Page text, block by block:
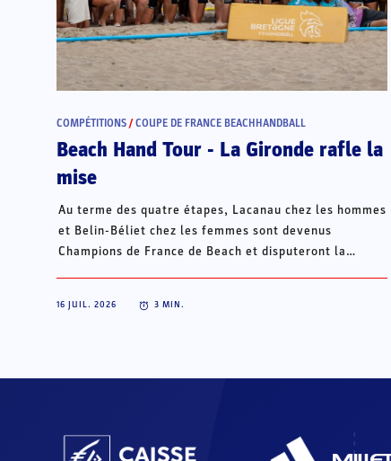
COMPÉTITIONS /COUPE DE FRANCE BEACHHANDBALL
Beach Hand Tour - La Gironde rafle la
mise
Au terme des quatre étapes, Lacanau chez les hommes
et Belin-Béliet chez les femmes sont devenus
Champions de France de Beach et disputeront la
16 JUIL. 2026 3 MIN.